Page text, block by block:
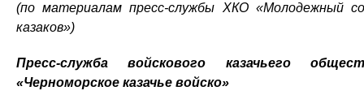
(по материалам пресс-службы ХКО «Молодежный
казаков»)
Пресс-служба войскового казачьего
«Черноморское казачье войско»